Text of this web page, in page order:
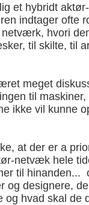
et hybridt
indtager ofte
hvori
til skilte, til
meget
til
ikke vil kunne
at der er a
netvæk hele
til hinanden...
og designere,
og hvad skal de